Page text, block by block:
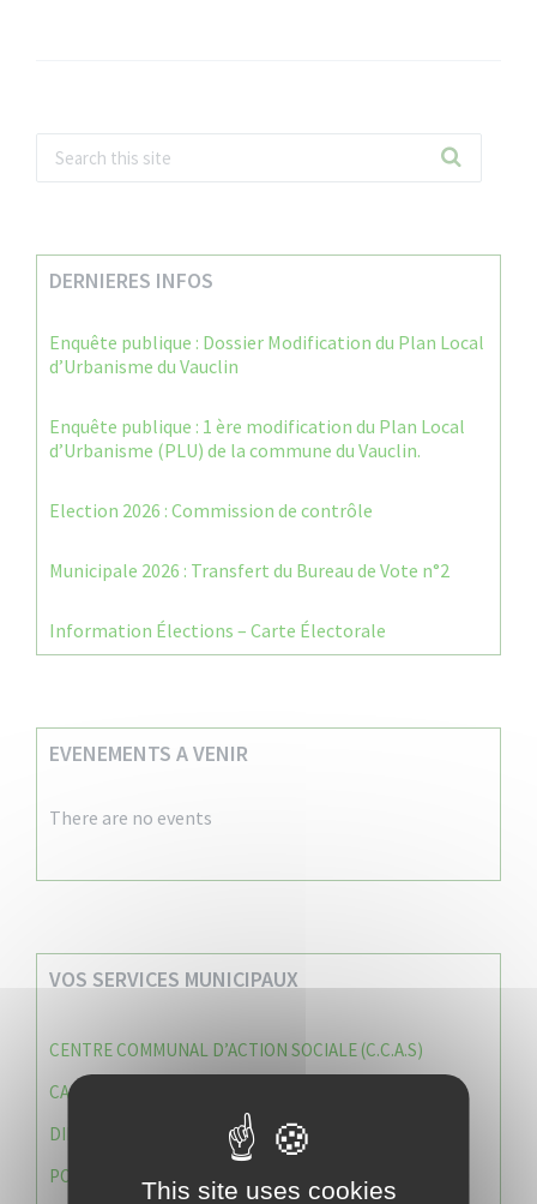
DERNIERES INFOS
Enquête publique : Dossier Modification du Plan Local
d’Urbanisme du Vauclin
Enquête publique : 1 ère modification du Plan Local
d’Urbanisme (PLU) de la commune du Vauclin.
Election 2026 : Commission de contrôle
Municipale 2026 : Transfert du Bureau de Vote n°2
Information Élections – Carte Électorale
EVENEMENTS A VENIR
There are no events
VOS SERVICES MUNICIPAUX
CENTRE COMMUNAL D’ACTION SOCIALE (C.C.A.S)
CAISSE DES ÉCOLES
DIRECTION DES SERVICES TECHNIQUES
POLICE MUNICIPALEThis site uses cookies